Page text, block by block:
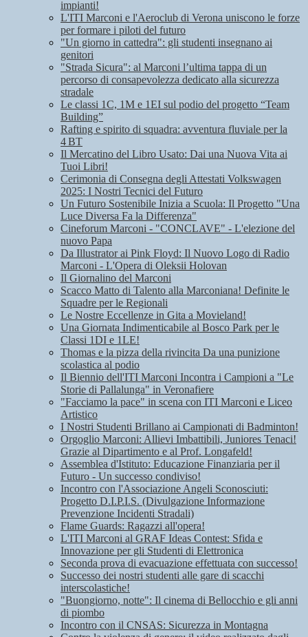
impianti!
L'ITI Marconi e l'Aeroclub di Verona uniscono le forze
per formare i piloti del futuro
"Un giorno in cattedra": gli studenti insegnano ai
genitori
"Strada Sicura": al Marconi l’ultima tappa di un
percorso di consapevolezza dedicato alla sicurezza
stradale
Le classi 1C, 1M e 1EI sul podio del progetto “Team
Building”
Rafting e spirito di squadra: avventura fluviale per la
4 BT
Il Mercatino del Libro Usato: Dai una Nuova Vita ai
Tuoi Libri!
Cerimonia di Consegna degli Attestati Volkswagen
2025: I Nostri Tecnici del Futuro
Un Futuro Sostenibile Inizia a Scuola: Il Progetto "Una
Luce Diversa Fa la Differenza"
Cineforum Marconi - "CONCLAVE" - L'elezione del
nuovo Papa
Da Illustrator ai Pink Floyd: Il Nuovo Logo di Radio
Marconi - L'Opera di Oleksii Holovan
Il Giornalino del Marconi
Scacco Matto di Talento alla Marconiana! Definite le
Squadre per le Regionali
Le Nostre Eccellenze in Gita a Movieland!
Una Giornata Indimenticabile al Bosco Park per le
Classi 1DI e 1LE!
Thomas e la pizza della rivincita Da una punizione
scolastica al podio
Il Biennio dell'ITI Marconi Incontra i Campioni a "Le
Storie di Pallalunga" in Veronafiere
"Facciamo la pace" in scena con ITI Marconi e Liceo
Artistico
I Nostri Studenti Brillano ai Campionati di Badminton!
Orgoglio Marconi: Allievi Imbattibili, Juniores Tenaci!
Grazie al Dipartimento e al Prof. Longafeld!
Assemblea d'Istituto: Educazione Finanziaria per il
Futuro - Un successo condiviso!
Incontro con l'Associazione Angeli Sconosciuti:
Progetto D.I.P.I.S. (Divulgazione Informazione
Prevenzione Incidenti Stradali)
Flame Guards: Ragazzi all'opera!
L'ITI Marconi al GRAF Ideas Contest: Sfida e
Innovazione per gli Studenti di Elettronica
Seconda prova di evacuazione effettuata con successo!
Successo dei nostri studenti alle gare di scacchi
interscolastiche!
"Buongiorno, notte": Il cinema di Bellocchio e gli anni
di piombo
Incontro con il CNSAS: Sicurezza in Montagna